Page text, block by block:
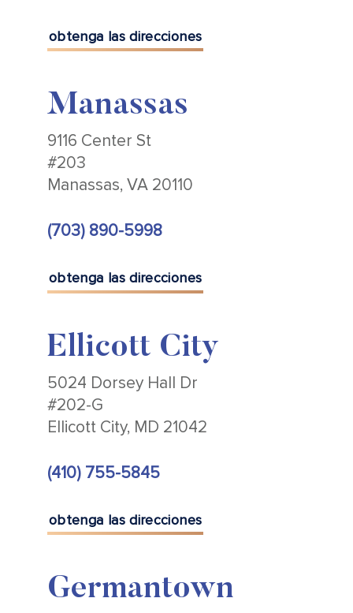
obtenga las direcciones
Manassas
9116 Center St
#203
Manassas, VA 20110
(703) 890-5998
obtenga las direcciones
Ellicott City
5024 Dorsey Hall Dr
#202-G
Ellicott City, MD 21042
(410) 755-5845
obtenga las direcciones
Germantown